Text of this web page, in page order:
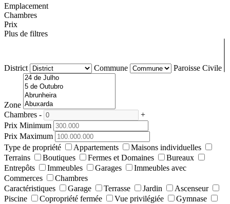
Emplacement
Chambres
Prix
Plus de filtres
District Commune Paroisse Civile
Zone
Chambres -
+
Prix Minimum
Prix Maximum
Type de propriété
Appartements
Maisons individuelles
Terrains
Boutiques Fermes et Domaines
Bureaux
Entrepôts
Immeubles Garages
Immeubles avec
Commerces
Chambres
Caractéristiques
Garage Terrasse Jardin
Ascenseur
Piscine
Copropriété fermée Vue privilégiée
Gymnase